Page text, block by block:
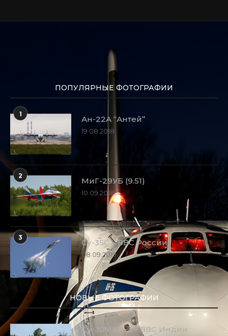
ПОПУЛЯРНЫЕ ФОТОГРАФИИ
1
Ан-22А “Антей”
19.08.2018
2
МиГ-29УБ (9.51)
10.09.2018
3
Су-35С – ВВС России
08.09.2019
НОВЫЕ ФОТОГРАФИИ
Су-30МКИ-3 – ВВС Индии